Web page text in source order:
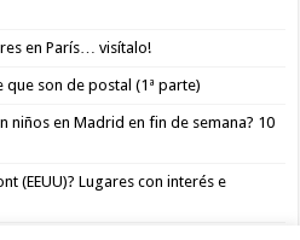
en París… visítalo!
que son de postal (1ª parte)
niños en Madrid en fin de semana? 10
(EEUU)? Lugares con interés e